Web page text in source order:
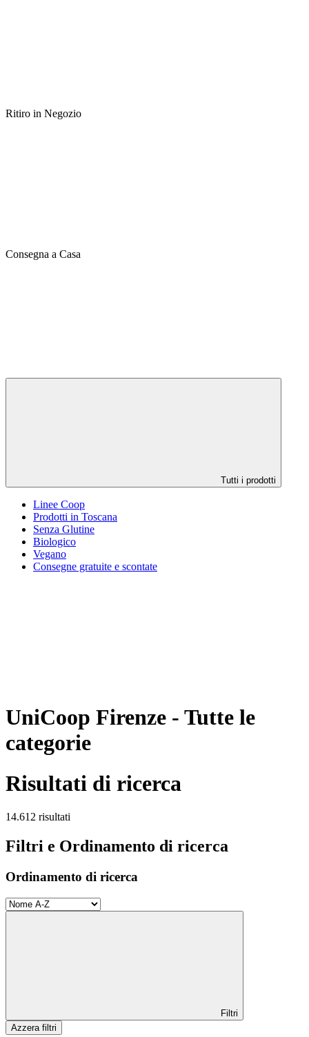
Ritiro in Negozio
Consegna a Casa
Tutti i prodotti
Linee Coop
Prodotti in Toscana
Senza Glutine
Biologico
Vegano
Consegne gratuite e scontate
UniCoop Firenze - Tutte le
categorie
Risultati di ricerca
14.612 risultati
Filtri e Ordinamento di ricerca
Ordinamento di ricerca
Filtri
Azzera filtri